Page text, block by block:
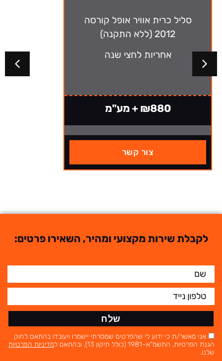
סליל כרית אוויר אופל קורסה
2012 (ללא התקנה)
אחריות לחצי שנה
₪880 + מע"מ
צור קשר
לקבלת שירות מקצועי ומהיר, השאירו פרטים:
אני מאשר/ת כי ידוע לי שהפרטים שמסרתי יישמרו ויעובדו בהתאם לחוק
הגנת הפרטיות, התשמ"א–1981 (כולל תיקון 13), ובהתאם ל
מדיניות הפרטיות
שלנו.
שלח